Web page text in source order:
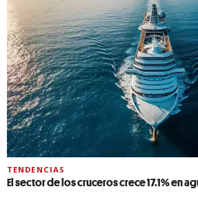
TENDENCIAS
El sector de los cruceros crece 17.1% en